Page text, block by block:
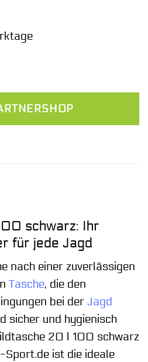
schwarz: Ihr
für jede Jagd
nach einer zuverlässigen
Tasche, die den
bei der Jagd
sicher und hygienisch
20 l 100 schwarz
Sport.de ist die ideale